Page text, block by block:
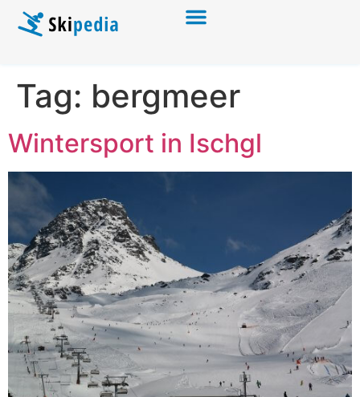
Tag: bergmeer
Wintersport in Ischgl